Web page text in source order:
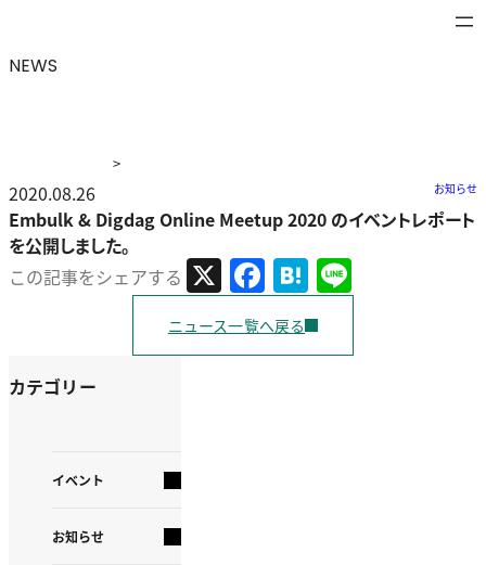
NEWS
>
ニュース> Embulk & Digdag Online Meetup 2020 のイベン
トレポートを公開しました。
2020.08.26 お知らせ
Embulk & Digdag Online Meetup 2020 のイベントレポート
を公開しました。
この記事をシェアする
X Facebook
Hatena
ニュース一覧へ戻る
カテゴリー
イベント
お知らせ